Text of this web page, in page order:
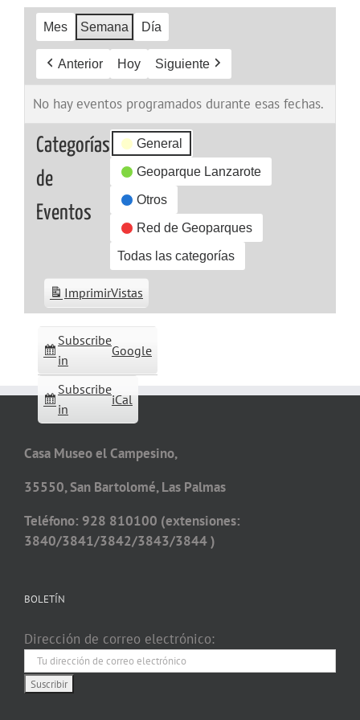
Mes Semana Día
Anterior Hoy Siguiente
No hay eventos programados durante esas fechas.
Categorías
de
Eventos
General
Geoparque Lanzarote
Otros
Red de Geoparques
Todas las categorías
Subscribe
in
Google
Subscribe
in
iCal
ImprimirVistas
Casa Museo el Campesino,
35550, San Bartolomé, Las Palmas
Teléfono: 928 810100 (extensiones:
3840/3841/3842/3843/3844 )
BOLETÍN
Dirección de correo electrónico: